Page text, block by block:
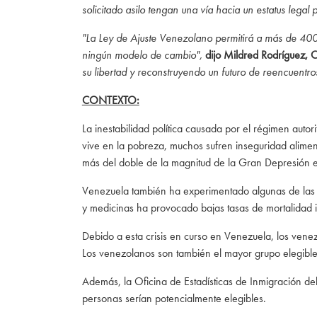
solicitado asilo tengan una vía hacia un estatus
"La Ley de Ajuste Venezolano permitirá a más de
ningún modelo de cambio", dijo Mildred Rodríguez,
su libertad y reconstruyendo un futuro de
CONTEXTO:
La inestabilidad política causada por el régimen
vive en la pobreza, muchos sufren inseguridad
más del doble de la magnitud de la Gran Depresión
Venezuela también ha experimentado algunas de
y medicinas ha provocado bajas tasas de
Debido a esta crisis en curso en Venezuela, los
Los venezolanos son también el mayor grupo
Además, la Oficina de Estadísticas de Inmigración
personas serían potencialmente elegibles.